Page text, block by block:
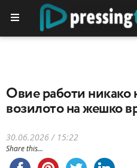
Овие работи никако
возилото на жешко
30.06.2026 / 15:22
Share this...